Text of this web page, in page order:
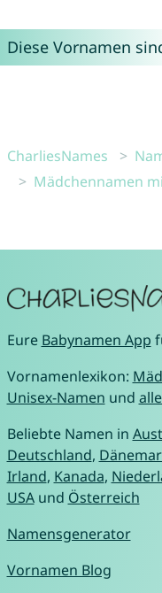
Diese Vornamen
CharliesNames
Mädchennamen
Eure Babynamen App
Vornamenlexikon:
Unisex-Namen und
Beliebte Namen in
Deutschland,
Irland, Kanada,
USAund Österreich
Namensgenerator
Vornamen Blog